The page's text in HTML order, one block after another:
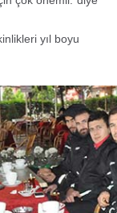
yıl boyu